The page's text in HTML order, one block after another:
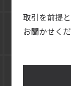
取引を前提
お聞かせくだ